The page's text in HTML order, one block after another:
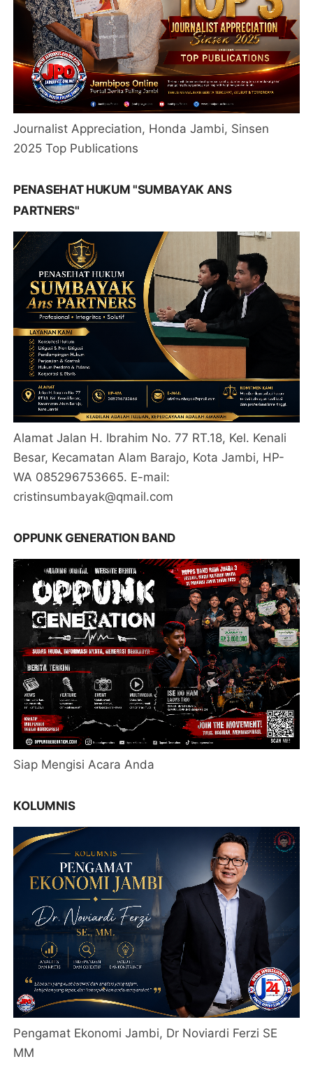
Journalist Appreciation, Honda Jambi, Sinsen
2025 Top Publications
PENASEHAT HUKUM "SUMBAYAK ANS
PARTNERS"
Alamat Jalan H. Ibrahim No. 77 RT.18, Kel. Kenali
Besar, Kecamatan Alam Barajo, Kota Jambi, HP-
WA 085296753665. E-mail:
cristinsumbayak@qmail.com
OPPUNK GENERATION BAND
Siap Mengisi Acara Anda
KOLUMNIS
Pengamat Ekonomi Jambi, Dr Noviardi Ferzi SE
MM